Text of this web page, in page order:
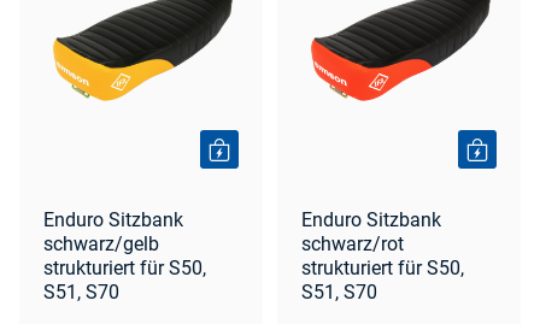
Enduro Sitzbank
schwarz/gelb
strukturiert für S50,
S51, S70
Enduro Sitzbank
schwarz/rot
strukturiert für S50,
S51, S70